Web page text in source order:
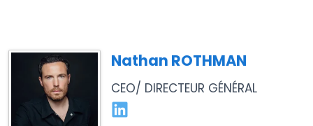
Nathan ROTHMAN
CEO/ DIRECTEUR GÉNÉRAL